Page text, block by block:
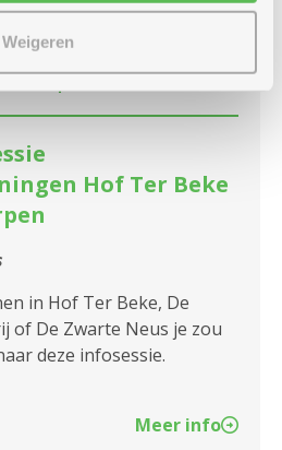
Weigeren
25 14u
16u
Hof Ter Beke
in Hof Ter Beke, De
of De Zwarte Neus je zou
deze infosessie.
Meer info